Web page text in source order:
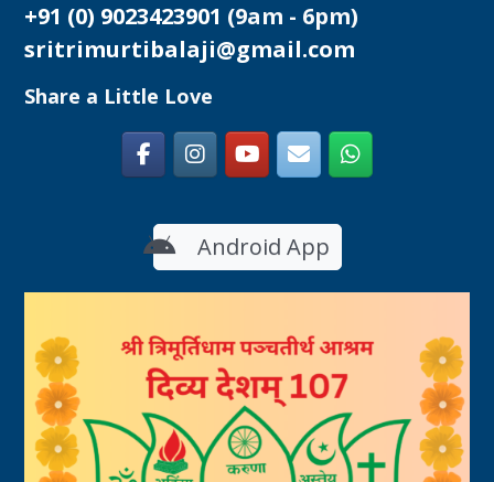
+91 (0) 9023423901 (9am - 6pm)
sritrimurtibalaji@gmail.com
Share a Little Love
Android App